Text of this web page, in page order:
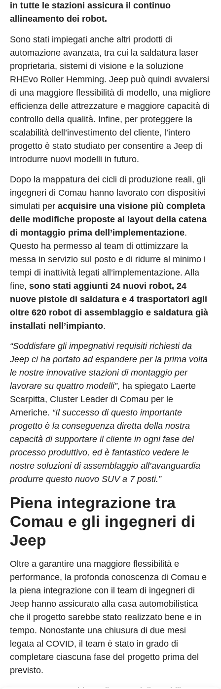
in tutte le stazioni assicura il continuo
allineamento dei robot.
Sono stati impiegati anche altri prodotti di
automazione avanzata, tra cui la saldatura laser
proprietaria, sistemi di visione e la soluzione
RHEvo Roller Hemming. Jeep può quindi avvalersi
di una maggiore flessibilità di modello, una migliore
efficienza delle attrezzature e maggiore capacità di
controllo della qualità. Infine, per proteggere la
scalabilità dell’investimento del cliente, l’intero
progetto è stato studiato per consentire a Jeep di
introdurre nuovi modelli in futuro.
Dopo la mappatura dei cicli di produzione reali, gli
ingegneri di Comau hanno lavorato con dispositivi
simulati per acquisire una visione più completa
delle modifiche proposte al layout della catena
di montaggio prima dell’implementazione.
Questo ha permesso al team di ottimizzare la
messa in servizio sul posto e di ridurre al minimo i
tempi di inattività legati all’implementazione. Alla
fine, sono stati aggiunti 24 nuovi robot, 24
nuove pistole di saldatura e 4 trasportatori agli
oltre 620 robot di assemblaggio e saldatura già
installati nell’impianto.
“Soddisfare gli impegnativi requisiti richiesti da
Jeep ci ha portato ad espandere per la prima volta
le nostre innovative stazioni di montaggio per
lavorare su quattro modelli”, ha spiegato Laerte
Scarpitta, Cluster Leader di Comau per le
Americhe. “Il successo di questo importante
progetto è la conseguenza diretta della nostra
capacità di supportare il cliente in ogni fase del
processo produttivo, ed è fantastico vedere le
nostre soluzioni di assemblaggio all’avanguardia
produrre questo nuovo SUV a 7 posti.”
Piena integrazione tra
Comau e gli ingegneri di
Jeep
Oltre a garantire una maggiore flessibilità e
performance, la profonda conoscenza di Comau e
la piena integrazione con il team di ingegneri di
Jeep hanno assicurato alla casa automobilistica
che il progetto sarebbe stato realizzato bene e in
tempo. Nonostante una chiusura di due mesi
legata al COVID, il team è stato in grado di
completare ciascuna fase del progetto prima del
previsto.